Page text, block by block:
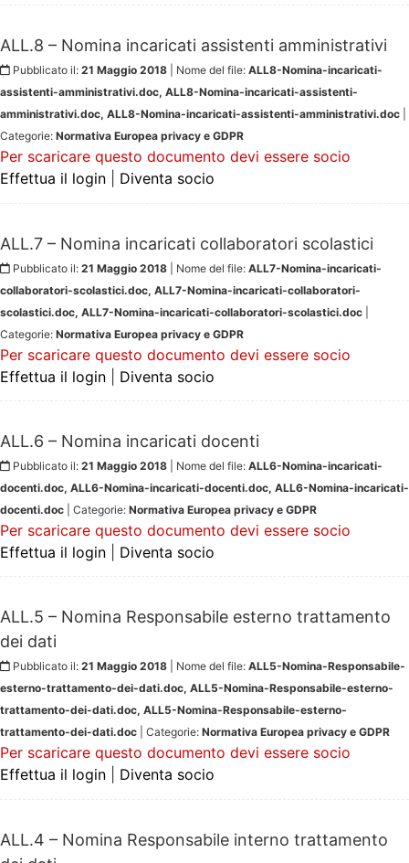
ALL.8 – Nomina incaricati assistenti amministrativi
Pubblicato il: 21 Maggio 2018 | Nome del file: ALL8-Nomina-incaricati-
assistenti-amministrativi.doc, ALL8-Nomina-incaricati-assistenti-
amministrativi.doc, ALL8-Nomina-incaricati-assistenti-amministrativi.doc
Categorie: Normativa Europea privacy e GDPR
Per scaricare questo documento devi essere socio
Effettua il login
Diventa socio
ALL.7 – Nomina incaricati collaboratori scolastici
Pubblicato il: 21 Maggio 2018 | Nome del file: ALL7-Nomina-incaricati-
collaboratori-scolastici.doc, ALL7-Nomina-incaricati-collaboratori-
scolastici.doc, ALL7-Nomina-incaricati-collaboratori-scolastici.doc
Categorie: Normativa Europea privacy e GDPR
Per scaricare questo documento devi essere socio
Effettua il login
Diventa socio
ALL.6 – Nomina incaricati docenti
Pubblicato il: 21 Maggio 2018 | Nome del file: ALL6-Nomina-incaricati-
docenti.doc, ALL6-Nomina-incaricati-docenti.doc, ALL6-Nomina-incaricati-
docenti.doc | Categorie: Normativa Europea privacy e GDPR
Per scaricare questo documento devi essere socio
Effettua il login
Diventa socio
ALL.5 – Nomina Responsabile esterno trattamento
dei dati
Pubblicato il: 21 Maggio 2018 | Nome del file: ALL5-Nomina-Responsabile-
esterno-trattamento-dei-dati.doc, ALL5-Nomina-Responsabile-esterno-
trattamento-dei-dati.doc, ALL5-Nomina-Responsabile-esterno-
trattamento-dei-dati.doc | Categorie: Normativa Europea privacy e GDPR
Per scaricare questo documento devi essere socio
Effettua il login
Diventa socio
ALL.4 – Nomina Responsabile interno trattamento